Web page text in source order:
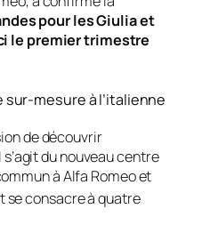
pour les Giulia et
le premier trimestre
sur-mesure à l’italienne
de découvrir
s’agit du nouveau centre
à Alfa Romeo et
se consacre à quatre